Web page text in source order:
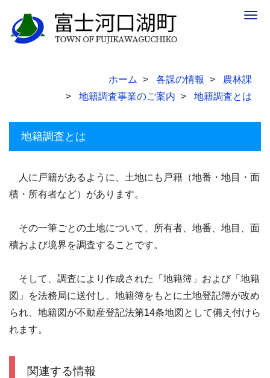
ホーム 各課の情報
農林課
地籍調査事業のご案内
地籍調査とは
地籍調査とは
人に戸籍があるように、土地にも戸籍（地番・地目・面
積・所有者など）があります。
その一筆ごとの土地について、所有者、地番、地目、面
積および境界を調査することです。
そして、調査により作成された「地籍簿」および「地籍
図」を法務局に送付し、地籍簿をもとに土地登記簿が改め
られ、地籍図が不動産登記法第14条地図として備え付けら
れます。
関連する情報